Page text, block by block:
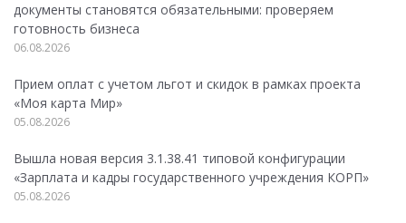
документы становятся обязательными: проверяем
готовность бизнеса
06.08.2026
Прием оплат с учетом льгот и скидок в рамках проекта
«Моя карта Мир»
05.08.2026
Вышла новая версия 3.1.38.41 типовой конфигурации
«Зарплата и кадры государственного учреждения КОРП»
05.08.2026